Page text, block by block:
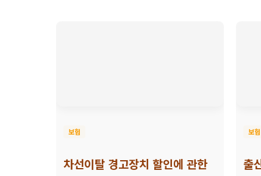
보험
차선이탈 경고장치 할인에 관한
보험
출